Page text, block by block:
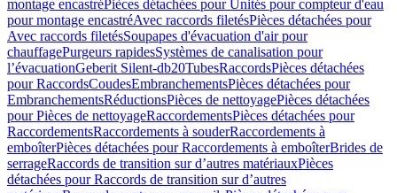
montage encastréPièces détachées pour Unités pour compteur d'eau
pour montage encastréAvec raccords filetésPièces détachées pour
Avec raccords filetésSoupapes d'évacuation d'air pour
chauffagePurgeurs rapidesSystèmes de canalisation pour
l’évacuationGeberit Silent-db20TubesRaccordsPièces détachées
pour RaccordsCoudesEmbranchementsPièces détachées pour
EmbranchementsRéductionsPièces de nettoyagePièces détachées
pour Pièces de nettoyageRaccordementsPièces détachées pour
RaccordementsRaccordements à souderRaccordements à
emboîterPièces détachées pour Raccordements à emboîterBrides de
serrageRaccords de transition sur d’autres matériauxPièces
détachées pour Raccords de transition sur d’autres